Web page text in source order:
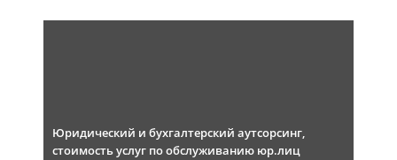
Юридический и бухгалтерский аутсорсинг,
стоимость услуг по обслуживанию юр.лиц